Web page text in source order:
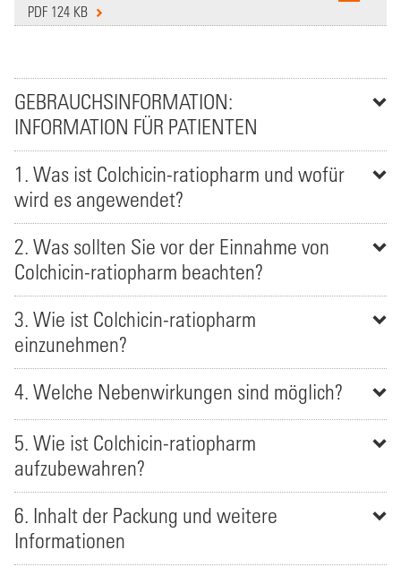
PDF 124 KB
GEBRAUCHSINFORMATION:
INFORMATION FÜR PATIENTEN
1. Was ist Colchicin-ratiopharm und wofür
wird es angewendet?
2. Was sollten Sie vor der Einnahme von
Colchicin-ratiopharm beachten?
3. Wie ist Colchicin-ratiopharm
einzunehmen?
4. Welche Nebenwirkungen sind möglich?
5. Wie ist Colchicin-ratiopharm
aufzubewahren?
6. Inhalt der Packung und weitere
Informationen